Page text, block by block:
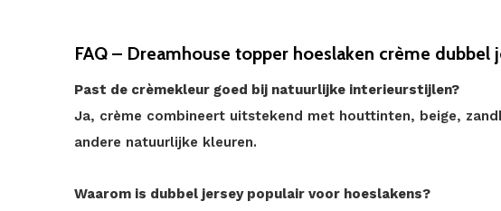
FAQ – Dreamhouse topper hoeslaken crème dubbel
Past de crèmekleur goed bij natuurlijke interieurstijlen?
Ja, crème combineert uitstekend met houttinten, beige,
andere natuurlijke kleuren.
Waarom is dubbel jersey populair voor hoeslakens?